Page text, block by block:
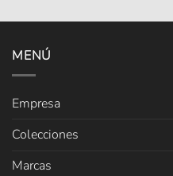
MENÚ
Empresa
Colecciones
Marcas